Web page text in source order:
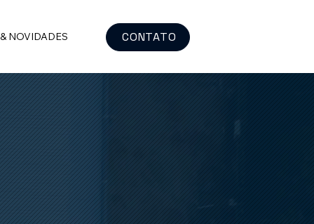
NOVIDADES CONTATO